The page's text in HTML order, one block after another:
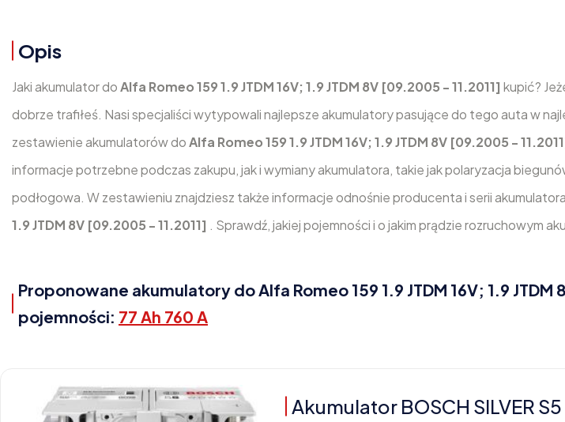
Opis
Jaki akumulator doAlfa Romeo 159 1.9 JTDM 16V; 1.9 JTDM 8V [09.2005 - 11.2011] kupić?
dobrze trafiłeś. Nasi specjaliści wytypowali najlepsze akumulatory pasujące do tego auta w
zestawienie akumulatorów doAlfa Romeo 159 1.9 JTDM 16V; 1.9 JTDM 8V [09.2005 -
informacje potrzebne podczas zakupu, jak i wymiany akumulatora, takie jak polaryzacja
podłogowa. W zestawieniu znajdziesz także informacje odnośnie producenta i serii
1.9 JTDM 8V [09.2005 - 11.2011] . Sprawdź, jakiej pojemności i o jakim prądzie rozruchowym
Proponowane akumulatory do Alfa Romeo 159 1.9 JTDM 16V; 1.9
pojemności: 77 Ah 760 A
Akumulator BOSCH SILVER